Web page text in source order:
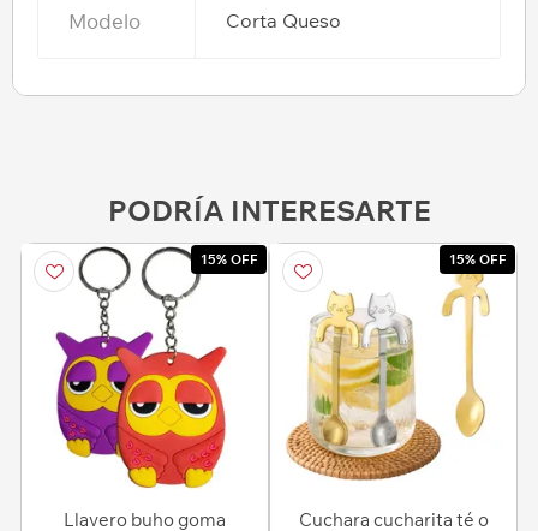
Modelo Corta Queso
PODRÍA INTERESARTE
15% OFF
Llavero buho goma
15% OFF
Cuchara cucharita té o